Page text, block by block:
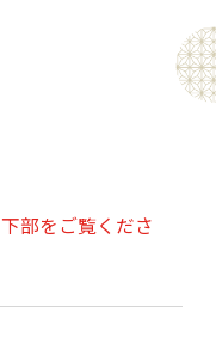
のスープ
ュスープ
タージュスープ
部をご覧くださ